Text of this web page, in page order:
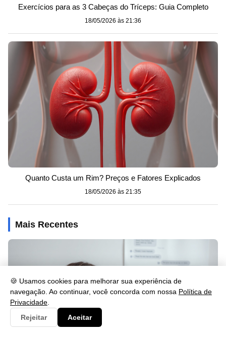
🍪 Usamos cookies para melhorar sua experiência de
navegação. Ao continuar, você concorda com nossa Política de
Privacidade
Rejeitar
Aceitar
Exercícios para as 3 Cabeças do Tríceps: Guia Completo
18/05/2026 às 21:36
Quanto Custa um Rim? Preços e Fatores Explicados
18/05/2026 às 21:35
Mais Recentes